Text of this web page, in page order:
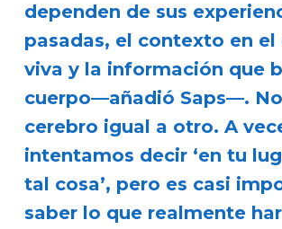
dependen de sus
pasadas, el contexto en el
viva y la información que
cuerpo—añadió Saps—.
cerebro igual a otro. A
intentamos decir ‘en tu
tal cosa’, pero es casi
saber lo que realmente